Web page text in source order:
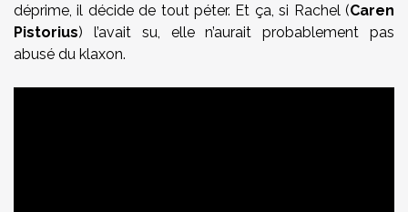
déprime, il décide de tout péter. Et ça, si Rachel (Caren
Pistorius) l’avait su, elle n’aurait probablement pas
abusé du klaxon.